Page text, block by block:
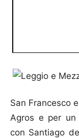
San Francesco
Agros e per
con Santiago